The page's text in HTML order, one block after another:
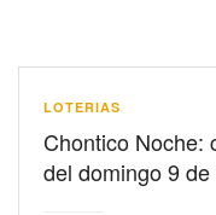
LOTERIAS
Chontico Noche:
del domingo 9